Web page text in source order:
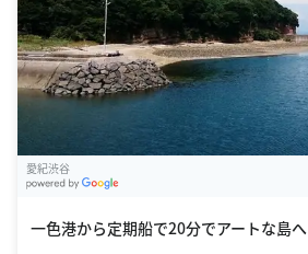
愛紀渋谷
一色港から定期船で20分でアートな島へ